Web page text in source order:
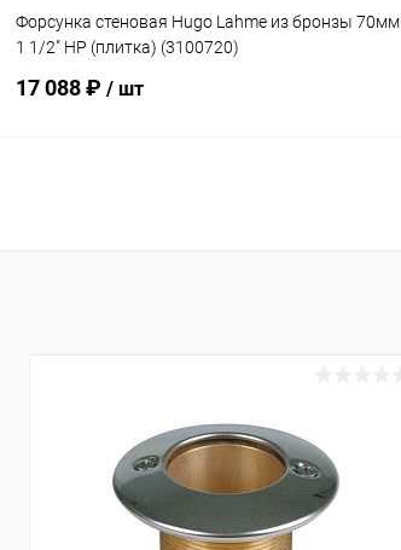
Форсунка стеновая Hugo Lahme из бронзы 70мм
1 1/2" НР (плитка) (3100720)
17 088 ₽ / шт
В избранное